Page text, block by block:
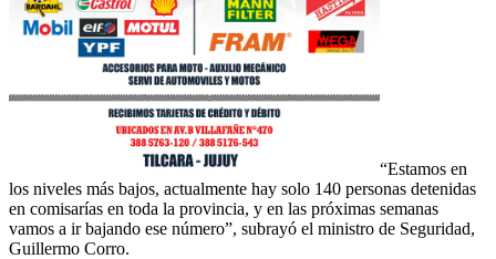
“Estamos en
los niveles más bajos, actualmente hay solo 140 personas detenidas
en comisarías en toda la provincia, y en las próximas semanas
vamos a ir bajando ese número”, subrayó el ministro de Seguridad,
Guillermo Corro.